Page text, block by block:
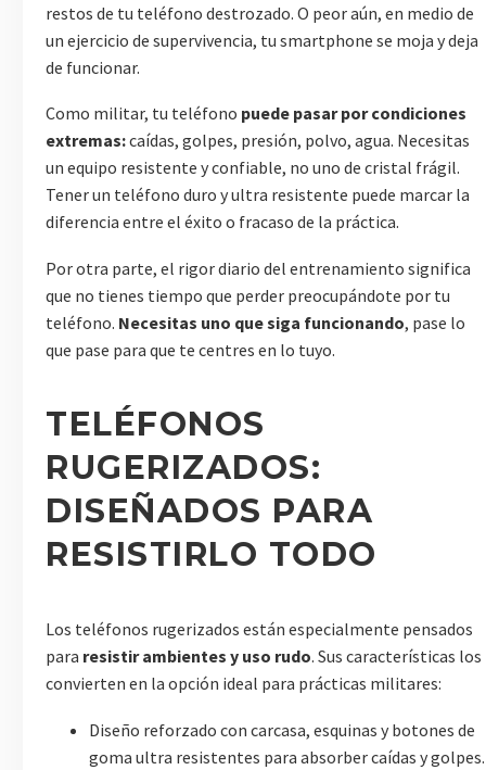
restos de tu teléfono destrozado. O peor aún, en medio de
un ejercicio de supervivencia, tu smartphone se moja y deja
de funcionar.
Como militar, tu teléfono puede pasar por condiciones
extremas:caídas, golpes, presión, polvo, agua. Necesitas
un equipo resistente y confiable, no uno de cristal frágil.
Tener un teléfono duro y ultra resistente puede marcar la
diferencia entre el éxito o fracaso de la práctica.
Por otra parte, el rigor diario del entrenamiento significa
que no tienes tiempo que perder preocupándote por tu
teléfono. Necesitas uno que siga funcionando, pase lo
que pase para que te centres en lo tuyo.
TELÉFONOS
RUGERIZADOS:
DISEÑADOS PARA
RESISTIRLO TODO
Los teléfonos rugerizados están especialmente pensados
para resistir ambientes y uso rudo. Sus características los
convierten en la opción ideal para prácticas militares:
Diseño reforzado con carcasa, esquinas y botones de
goma ultra resistentes para absorber caídas y golpes.